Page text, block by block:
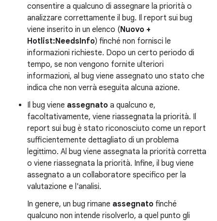
consentire a qualcuno di assegnare la priorità o
analizzare correttamente il bug. Il report sui bug
viene inserito in un elenco (Nuovo +
Hotlist:NeedsInfo) finché non fornisci le
informazioni richieste. Dopo un certo periodo di
tempo, se non vengono fornite ulteriori
informazioni, al bug viene assegnato uno stato che
indica che non verrà eseguita alcuna azione.
Il bug viene assegnato a qualcuno e,
facoltativamente, viene riassegnata la priorità. Il
report sui bug è stato riconosciuto come un report
sufficientemente dettagliato di un problema
legittimo. Al bug viene assegnata la priorità corretta
o viene riassegnata la priorità. Infine, il bug viene
assegnato a un collaboratore specifico per la
valutazione e l'analisi.
In genere, un bug rimane assegnato finché
qualcuno non intende risolverlo, a quel punto gli